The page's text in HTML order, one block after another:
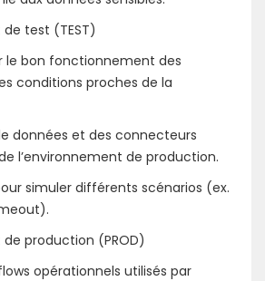
test (TEST)
le bon fonctionnement des
conditions proches de la
données et des connecteurs
l’environnement de production.
simuler différents scénarios (ex.
production (PROD)
opérationnels utilisés par